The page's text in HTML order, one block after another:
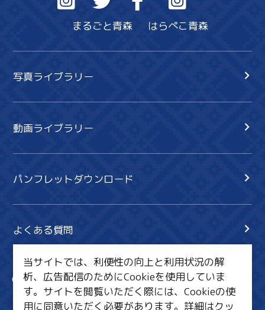
まるごと青森 はらぺこ青森
写真ライブラリー
動画ライブラリー
パンフレットダウンロード
よくある質問
サイト内検索
共有
行きたいリスト
当サイトでは、利便性の向上と利用状況の解
析、広告配信のためにCookieを使用していま
す。サイトを閲覧いただく際には、Cookieの使
用に同意いただく必要があります。詳細はクッ